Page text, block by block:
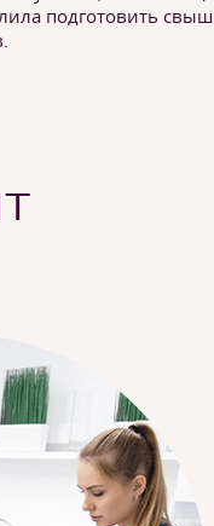
подготовить